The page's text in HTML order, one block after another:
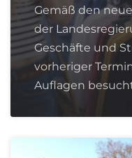
Gemäß den
der
Geschäfte und
vorheriger
Auflagen